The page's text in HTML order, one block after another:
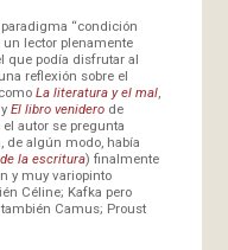
“condición
un lector plenamente
que podía disfrutar al
reflexión sobre el
La literatura y el mal,
El libro veniderode
autor se pregunta
de algún modo, había
la escritura) finalmente
y muy variopinto
Céline; Kafka pero
Camus; Proust